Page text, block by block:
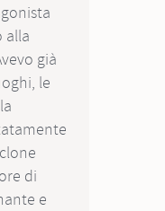
alla
già
le
di
e